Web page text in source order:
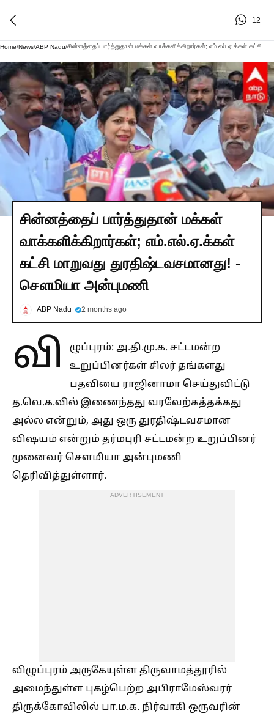
12
Home/News/ABP Nadu/
சின்னத்தைப் பார்த்துதான் மக்கள்
வாக்களிக்கிறார்கள்; எம்.எல்.ஏ.க்கள்
கட்சி மாறுவது துரதிஷ்டவசமானது! -
சௌமியா அன்புமணி
ABP Nadu 2 months ago
வி
ழுப்புரம்: அ.தி.மு.க. சட்டமன்ற
உறுப்பினர்கள் சிலர் தங்களது
பதவியை ராஜினாமா செய்துவிட்டு
த.வெ.க.வில் இணைந்தது வரவேற்கத்தக்கது
அல்ல என்றும், அது ஒரு துரதிஷ்டவசமான
விஷயம் என்றும் தர்மபுரி சட்டமன்ற உறுப்பினர்
முனைவர் சௌமியா அன்புமணி
தெரிவித்துள்ளார்.
ADVERTISEMENT
விழுப்புரம் அருகேயுள்ள திருவாமத்தூரில்
அமைந்துள்ள புகழ்பெற்ற அபிராமேஸ்வரர்
திருக்கோவிலில் பா.ம.க. நிர்வாகி ஒருவரின்